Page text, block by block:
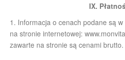
IX.
1. Informacja o cenach podane są
na stronie internetowej:
zawarte na stronie są cenami brutto.